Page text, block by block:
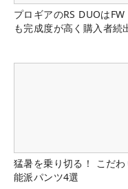
プロギアのRS DUOはFW
も完成度が高く購入者続
猛暑を乗り切る！ こだわ
能派パンツ4選